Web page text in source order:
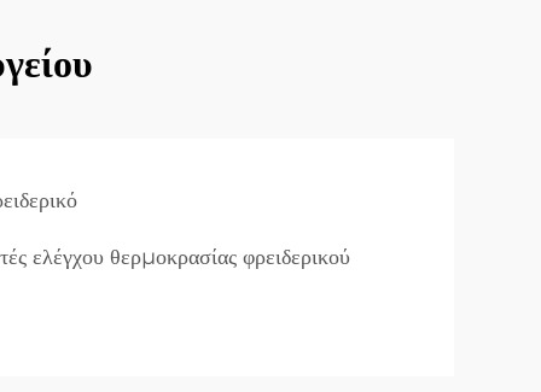
ελέγχου θερμοκρασίας φρειδερικού